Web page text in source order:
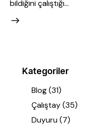
bildiğini çalıştığı…
Kategoriler
Blog(31)
Çalıştay(35)
Duyuru(7)